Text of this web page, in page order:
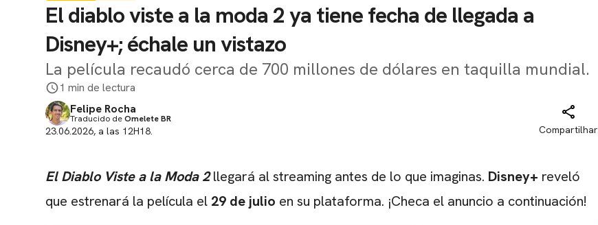
El diablo viste a la moda 2 ya tiene fecha de llegada a
Disney+; échale un vistazo
La película recaudó cerca de 700 millones de dólares en taquilla mundial.
1 min de lectura
Felipe Rocha
Traducido deOmelete BR
23.06.2026, a las 12H18. Compartilhar
El Diablo Viste a la Moda 2llegará al streaming antes de lo que imaginas. Disney+ reveló
que estrenará la película el 29 de julio en su plataforma. ¡Checa el anuncio a continuación!